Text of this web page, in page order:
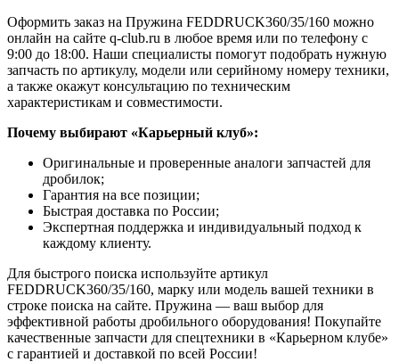
Оформить заказ на Пружина FEDDRUCK360/35/160 можно
онлайн на сайте q-club.ru в любое время или по телефону с
9:00 до 18:00. Наши специалисты помогут подобрать нужную
запчасть по артикулу, модели или серийному номеру техники,
а также окажут консультацию по техническим
характеристикам и совместимости.
Почему выбирают «Карьерный клуб»:
Оригинальные и проверенные аналоги запчастей для
дробилок;
Гарантия на все позиции;
Быстрая доставка по России;
Экспертная поддержка и индивидуальный подход к
каждому клиенту.
Для быстрого поиска используйте артикул
FEDDRUCK360/35/160, марку или модель вашей техники в
строке поиска на сайте. Пружина — ваш выбор для
эффективной работы дробильного оборудования! Покупайте
качественные запчасти для спецтехники в «Карьерном клубе»
с гарантией и доставкой по всей России!